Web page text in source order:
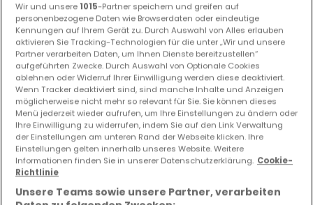
Wir und unsere 1015-Partner speichern und greifen auf
personenbezogene Daten wie Browserdaten oder eindeutige
Kennungen auf Ihrem Gerät zu. Durch Auswahl von Alles erlauben
aktivieren Sie Tracking-Technologien für die unter „Wir und unsere
Partner verarbeiten Daten, um Ihnen Dienste bereitzustellen“
aufgeführten Zwecke. Durch Auswahl von Optionale Cookies
ablehnen oder Widerruf Ihrer Einwilligung werden diese deaktiviert.
Wenn Tracker deaktiviert sind, sind manche Inhalte und Anzeigen
möglicherweise nicht mehr so relevant für Sie. Sie können dieses
Menü jederzeit wieder aufrufen, um Ihre Einstellungen zu ändern oder
Ihre Einwilligung zu widerrufen, indem Sie auf den Link Verwaltung
der Einstellungen am unteren Rand der Webseite klicken. Ihre
Einstellungen gelten innerhalb unseres Website. Weitere
Informationen finden Sie in unserer Datenschutzerklärung. Cookie-
Richtlinie
Unsere Teams sowie unsere Partner, verarbeiten